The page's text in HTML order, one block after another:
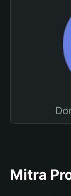
Mitra